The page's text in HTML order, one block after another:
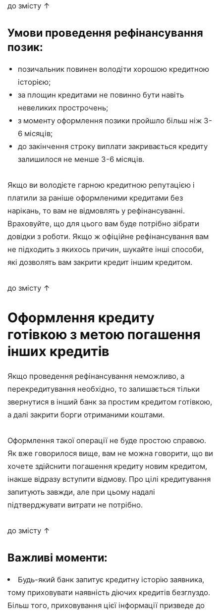
до змісту ↑
Умови проведення рефінансування
позик:
позичальник повинен володіти хорошою кредитною
історією;
за площин кредитами не повинно бути навіть
невеликих прострочень;
з моменту оформлення позики пройшло більш ніж 3-
6 місяців;
до закінчення строку виплати закривається кредиту
залишилося не менше 3-6 місяців.
Якщо ви володієте гарною кредитною репутацією і
платили за раніше оформленими кредитами без
нарікань, то вам не відмовлять у рефінансуванні.
Враховуйте, що для цього вам буде потрібно зібрати
довідки з роботи. Якщо ж офіційне рефінансування вам
не підходить з якихось причин, шукайте інші способи,
які дозволять вам закрити кредит іншим кредитом.
до змісту ↑
Оформлення кредиту
готівкою з метою погашення
інших кредитів
Якщо проведення рефінансування неможливо, а
перекредитування необхідно, то залишається тільки
звернутися в інший банк за простим кредитом готівкою,
а далі закрити борги отриманими коштами.
Оформлення такої операції не буде простою справою.
Як вже говорилося вище, вам не можна говорити, що ви
хочете здійснити погашення кредиту новим кредитом,
інакше відразу вступити відмову. Про цілі кредитування
запитують завжди, але при цьому надалі
підтверджувати витрати не потрібно.
до змісту ↑
Важливі моменти:
Будь-який банк запитує кредитну історію заявника,
тому приховувати наявність діючих кредитів безглуздо.
Більш того, приховування цієї інформації призведе до